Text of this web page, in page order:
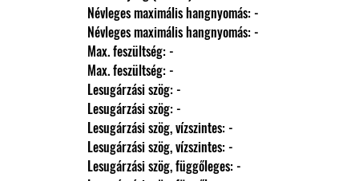
                Névleges maximális hangnyomás: -
                Névleges maximális hangnyomás: -
                Max. feszültség: -
                Max. feszültség: -
                Lesugárzási szög: -
                Lesugárzási szög: -
                Lesugárzási szög, vízszintes: -
                Lesugárzási szög, vízszintes: -
                Lesugárzási szög, függőleges: -